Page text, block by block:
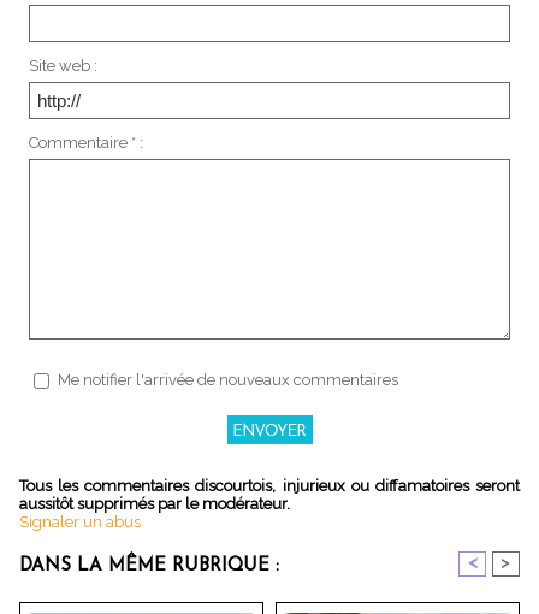
Site web :
Commentaire * :
Me notifier l'arrivée de nouveaux commentaires
Tous les commentaires discourtois, injurieux ou diffamatoires seront
aussitôt supprimés par le modérateur.
Signaler un abus
DANS LA MÊME RUBRIQUE : < >